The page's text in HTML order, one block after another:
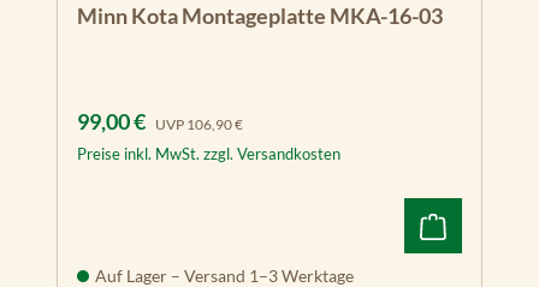
Minn Kota Montageplatte MKA-16-03
Verkaufspreis:
99,00 € UVP 106,90 €
Preise inkl. MwSt. zzgl. Versandkosten
Auf Lager – Versand 1–3 Werktage